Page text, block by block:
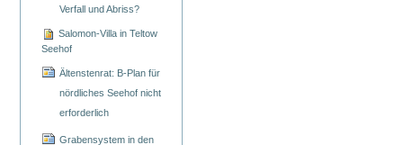
Verfall und Abriss?
Salomon-Villa in Teltow
Seehof
Ältenstenrat: B-Plan für
nördliches Seehof nicht
erforderlich
Grabensystem in den